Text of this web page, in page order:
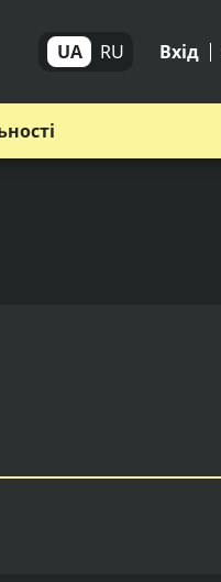
UA RU Вхід